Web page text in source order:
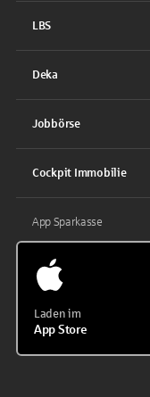
LBS
Deka
Jobbörse
Cockpit Immobilie
App Sparkasse
Laden im
App Store